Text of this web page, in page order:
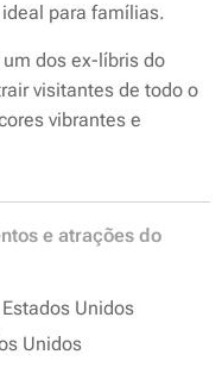
para famílias.
dos ex-líbris do
visitantes de todo o
vibrantes e
e atrações do
Unidos
Unidos